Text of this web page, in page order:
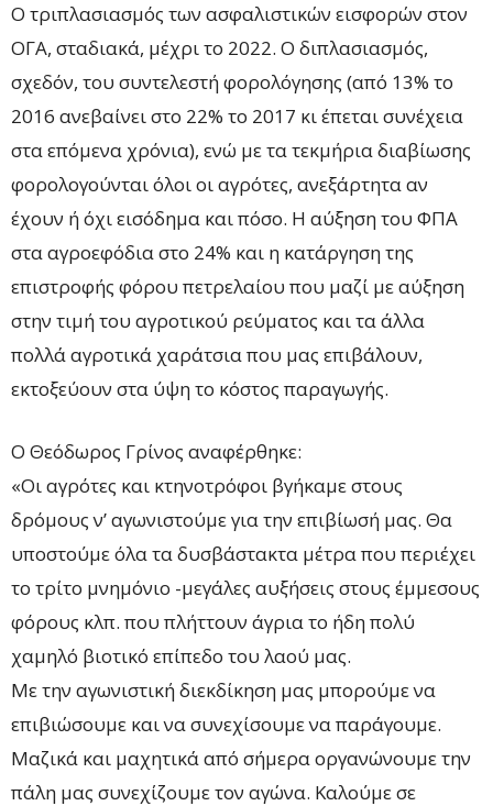
Ο τριπλασιασμός των ασφαλιστικών εισφορών στον
ΟΓΑ, σταδιακά, μέχρι το 2022. Ο διπλασιασμός,
σχεδόν, του συντελεστή φορολόγησης (από 13% το
2016 ανεβαίνει στο 22% το 2017 κι έπεται συνέχεια
στα επόμενα χρόνια), ενώ με τα τεκμήρια διαβίωσης
φορολογούνται όλοι οι αγρότες, ανεξάρτητα αν
έχουν ή όχι εισόδημα και πόσο. Η αύξηση του ΦΠΑ
στα αγροεφόδια στο 24% και η κατάργηση της
επιστροφής φόρου πετρελαίου που μαζί με αύξηση
στην τιμή του αγροτικού ρεύματος και τα άλλα
πολλά αγροτικά χαράτσια που μας επιβάλουν,
εκτοξεύουν στα ύψη το κόστος παραγωγής.
Ο Θεόδωρος Γρίνος αναφέρθηκε:
«Οι αγρότες και κτηνοτρόφοι βγήκαμε στους
δρόμους ν’ αγωνιστούμε για την επιβίωσή μας. Θα
υποστούμε όλα τα δυσβάστακτα μέτρα που περιέχει
το τρίτο μνημόνιο -μεγάλες αυξήσεις στους έμμεσους
φόρους κλπ. που πλήττουν άγρια το ήδη πολύ
χαμηλό βιοτικό επίπεδο του λαού μας.
Με την αγωνιστική διεκδίκηση μας μπορούμε να
επιβιώσουμε και να συνεχίσουμε να παράγουμε.
Μαζικά και μαχητικά από σήμερα οργανώνουμε την
πάλη μας συνεχίζουμε τον αγώνα. Καλούμε σε